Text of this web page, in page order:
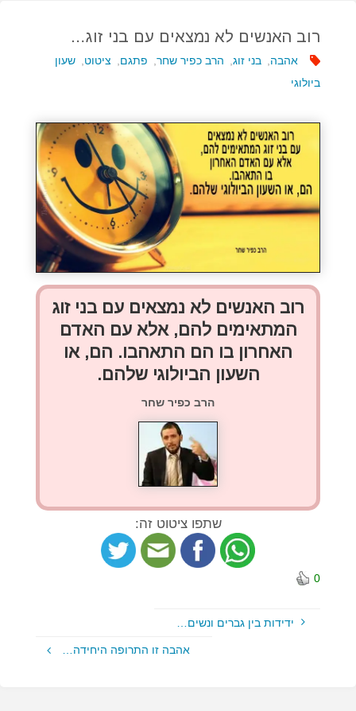
רוב האנשים לא נמצאים עם בני זוג…
אהבה בני זוג הרב כפיר שחר פתגם ציטוט
שעון
ביולוגי
רוב האנשים לא נמצאים עם בני זוג
המתאימים להם, אלא עם האדם
האחרון בו הם התאהבו. הם, או
השעון הביולוגי שלהם.
הרב כפיר שחר
שתפו ציטוט זה:
0
ידידות בין גברים ונשים…
אהבה זו התרופה היחידה…